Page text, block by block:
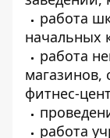
работа
начальных
работа
магазинов,
фитнес-
работа